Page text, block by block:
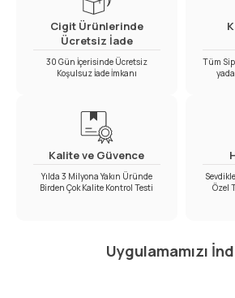
Cigit Ürünlerinde
Ücretsiz İade
30 Gün İçerisinde Ücretsiz
Koşulsuz İade İmkanı
Tüm
Kalite ve Güvence
Yılda 3 Milyona Yakın Üründe
Birden Çok Kalite Kontrol Testi
Özel
Uygulamamızı